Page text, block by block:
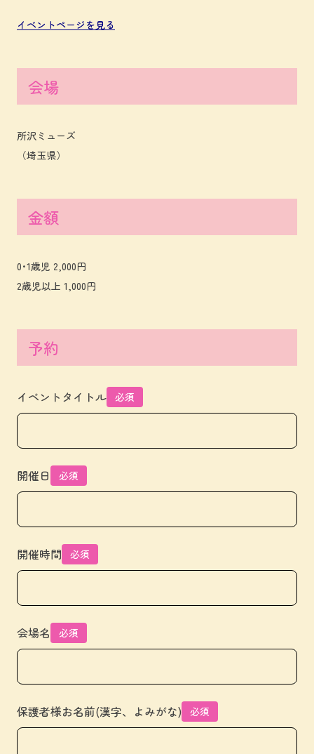
イベントページを見る
会場
所沢ミューズ
（埼玉県）
金額
0･1歳児 2,000円
2歳児以上 1,000円
予約
イベントタイトル 必須
開催日 必須
開催時間 必須
会場名 必須
保護者様お名前(漢字、よみがな) 必須